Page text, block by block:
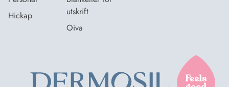
Hickap
utskrift
Oiva